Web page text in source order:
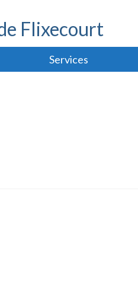
Services